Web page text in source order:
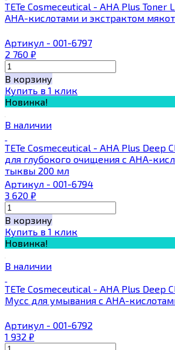
TETe Cosmeceutical - AHA Plus Toner
AHA-кислотами и экстрактом
Артикул - 001-6797
2 760 ₽
В корзину
Купить в 1 клик
Новинка!
В наличии
TETe Cosmeceutical - AHA Plus Deep
для глубокого очищения с АНА-
тыквы 200 мл
Артикул - 001-6794
3 620 ₽
В корзину
Купить в 1 клик
Новинка!
В наличии
TETe Cosmeceutical - AHA Plus Deep
Мусс для умывания с AHA-
Артикул - 001-6792
1 932 ₽